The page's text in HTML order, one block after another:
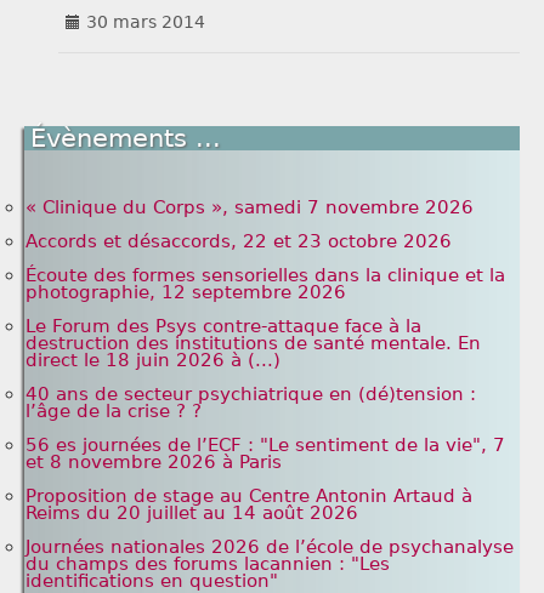
30 mars 2014
Évènements ...
« Clinique du Corps », samedi 7 novembre 2026
Accords et désaccords, 22 et 23 octobre 2026
Écoute des formes sensorielles dans la clinique et la
photographie, 12 septembre 2026
Le Forum des Psys contre-attaque face à la
destruction des institutions de santé mentale. En
direct le 18 juin 2026 à (...)
40 ans de secteur psychiatrique en (dé)tension :
l’âge de la crise ? ?
56 es journées de l’ECF : "Le sentiment de la vie", 7
et 8 novembre 2026 à Paris
Proposition de stage au Centre Antonin Artaud à
Reims du 20 juillet au 14 août 2026
Journées nationales 2026 de l’école de psychanalyse
du champs des forums lacannien : "Les
identifications en question"